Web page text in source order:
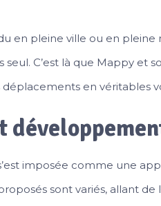
en pleine ville ou en
seul. C’est là que Mappy et
en véritables
imposée comme une
sont variés, allant